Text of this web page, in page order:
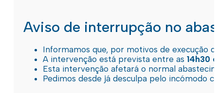
Aviso de interrupção no
Informamos que, por motivos de execução
A intervenção está prevista entre as 14h30
Esta intervenção afetará o normal
Pedimos desde já desculpa pelo incómodo